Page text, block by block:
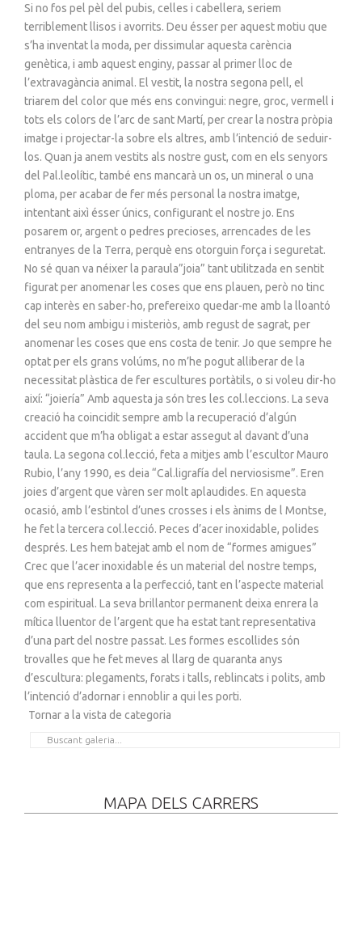
Si no fos pel pèl del pubis, celles i cabellera, seriem
terriblement llisos i avorrits. Deu ésser per aquest motiu que
s’ha inventat la moda, per dissimular aquesta carència
genètica, i amb aquest enginy, passar al primer lloc de
l’extravagància animal. El vestit, la nostra segona pell, el
triarem del color que més ens convingui: negre, groc, vermell i
tots els colors de l’arc de sant Martí, per crear la nostra pròpia
imatge i projectar-la sobre els altres, amb l’intenció de seduir-
los. Quan ja anem vestits als nostre gust, com en els senyors
del Pal.leolític, també ens mancarà un os, un mineral o una
ploma, per acabar de fer més personal la nostra imatge,
intentant aixì ésser únics, configurant el nostre jo. Ens
posarem or, argent o pedres precioses, arrencades de les
entranyes de la Terra, perquè ens otorguin força i seguretat.
No sé quan va néixer la paraula”joia” tant utilitzada en sentit
figurat per anomenar les coses que ens plauen, però no tinc
cap interès en saber-ho, prefereixo quedar-me amb la lloantó
del seu nom ambigu i misteriòs, amb regust de sagrat, per
anomenar les coses que ens costa de tenir. Jo que sempre he
optat per els grans volúms, no m’he pogut alliberar de la
necessitat plàstica de fer escultures portàtils, o si voleu dir-ho
així: “joiería” Amb aquesta ja són tres les col.leccions. La seva
creació ha coincidit sempre amb la recuperació d’algún
accident que m’ha obligat a estar assegut al davant d’una
taula. La segona col.lecció, feta a mitjes amb l’escultor Mauro
Rubio, l’any 1990, es deia “Cal.ligrafía del nerviosisme”. Eren
joies d’argent que vàren ser molt aplaudides. En aquesta
ocasió, amb l’estintol d’unes crosses i els ànims de l Montse,
he fet la tercera col.lecció. Peces d’acer inoxidable, polides
després. Les hem batejat amb el nom de “formes amigues”
Crec que l’acer inoxidable és un material del nostre temps,
que ens representa a la perfecció, tant en l’aspecte material
com espiritual. La seva brillantor permanent deixa enrera la
mítica lluentor de l’argent que ha estat tant representativa
d’una part del nostre passat. Les formes escollides són
trovalles que he fet meves al llarg de quaranta anys
d’escultura: plegaments, forats i talls, reblincats i polits, amb
l’intenció d’adornar i ennoblir a qui les porti.
Tornar a la vista de categoria
MAPA DELS CARRERS